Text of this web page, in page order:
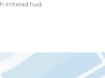
irriterad hud